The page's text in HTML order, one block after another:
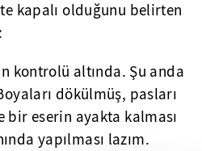
kapalı olduğunu belirten
kontrolü altında. Şu anda
dökülmüş, pasları
bir eserin ayakta kalması
yapılması lazım.